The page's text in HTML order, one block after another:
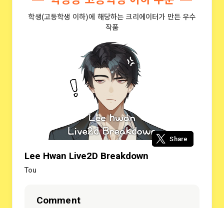
학생(고등학생 이하)에 해당하는 크리에이터가 만든 우수
작품
Lee Hwan Live2D Breakdown
Tou
Share
Comment